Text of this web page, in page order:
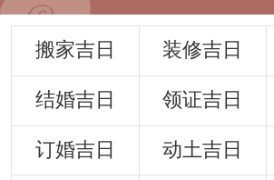
搬家吉日 装修吉日
结婚吉日 领证吉日
订婚吉日 动土吉日